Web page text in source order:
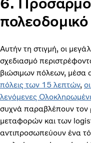
Αυτήν τη στιγμή, οι
σχεδιασμό
βιώσιμων πόλεων, μέσα
πόλεις των 15 λεπτών,
λεγόμενες
συχνά παραβλέπουν
μεταφορών και των
αντιπροσωπεύουν ένα